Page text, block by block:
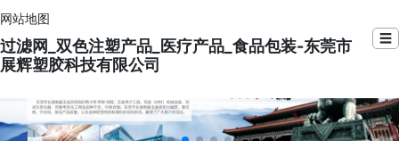
网站地图
过滤网_双色注塑产品_医疗产品_食品包装-东莞市
展辉塑胶科技有限公司
☰